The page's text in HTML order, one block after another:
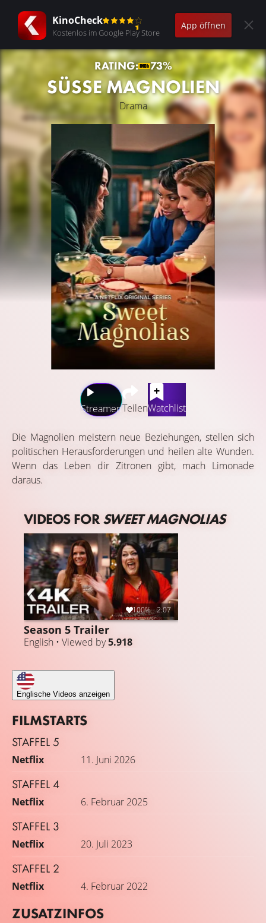
KinoCheck
Kostenlos im Google Play Store
App öffnen
RATING: 73%
SÜSSE MAGNOLIEN
Drama
StreamenTeilenWatchlist
Die Magnolien meistern neue Beziehungen, stellen sich
politischen Herausforderungen und heilen alte Wunden.
Wenn das Leben dir Zitronen gibt, mach Limonade
daraus.
VIDEOS FORSWEET MAGNOLIAS
100% 2:07
Season 5 Trailer
English • Viewed by5.918
Englische Videos anzeigen
FILMSTARTS
STAFFEL 5
Netflix 11. Juni 2026
STAFFEL 4
Netflix 6. Februar 2025
STAFFEL 3
Netflix 20. Juli 2023
STAFFEL 2
Netflix 4. Februar 2022
ZUSATZINFOS